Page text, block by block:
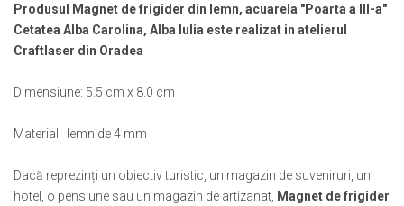
Muzeul National Brukenthal Sibiu
Muzeul National de Istorie a Romaniei
Orase si zone istorice
Cluj Napoca
Colonada Imperiala, Buzias
Sacose bumbac
Suport pahare suvenir
Suport pahare suvenir din pluta
Tablouri gravate
Tablouri metalice
Produsul Magnet de frigider din lemn, acuarela "Poarta a III-a"
Cetatea Alba Carolina, Alba Iulia este realizat in atelierul
Craftlaser din Oradea
Dimensiune: 5.5 cm x 8.0 cm
Material: lemn de 4 mm
Dacă reprezinți un obiectiv turistic, un magazin de suveniruri, un
hotel, o pensiune sau un magazin de artizanat, Magnet de frigider